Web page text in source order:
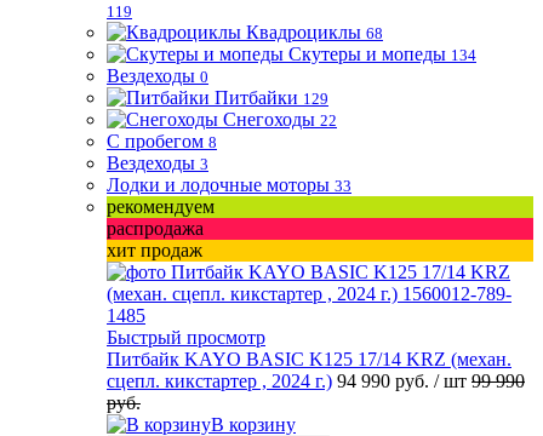
119
Квадроциклы 68
Скутеры и мопеды 134
Вездеходы 0
Питбайки 129
Снегоходы 22
С пробегом 8
Вездеходы 3
Лодки и лодочные моторы 33
рекомендуем
распродажа
хит продаж
Быстрый просмотр
Питбайк KAYO BASIC K125 17/14 KRZ (механ.
сцепл. кикстартер , 2024 г.) 94 990 руб. / шт 99 990
руб.
В корзину